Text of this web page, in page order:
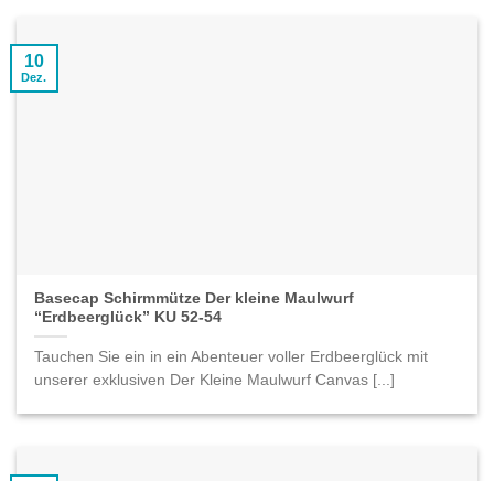
Basecap Schirmmütze Der kleine Maulwurf
“Erdbeerglück” KU 52-54
Tauchen Sie ein in ein Abenteuer voller Erdbeerglück mit
unserer exklusiven Der Kleine Maulwurf Canvas [...]
10
Dez.